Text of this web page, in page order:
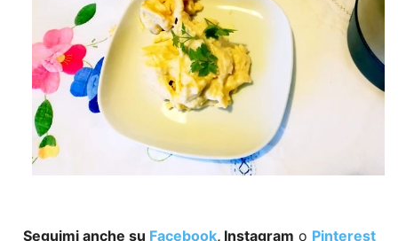
Seguimi anche su Facebook, Instagram o Pinterest